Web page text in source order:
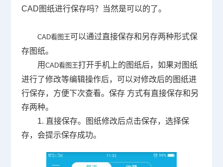
CAD图纸进行保存吗？当然是可以的了。
CAD看图王 可以通过直接保存和另存两种形式保
存图纸。
用 CAD看图王打开手机上的图纸后，如果对图纸
进行了修改等编辑操作后，可以对修改后的图纸进
行保存，方便下次查看。保存 方式有直接保存和另
存两种。
1. 直接保存。图纸修改后点击保存，选择保
存，会提示保存成功。